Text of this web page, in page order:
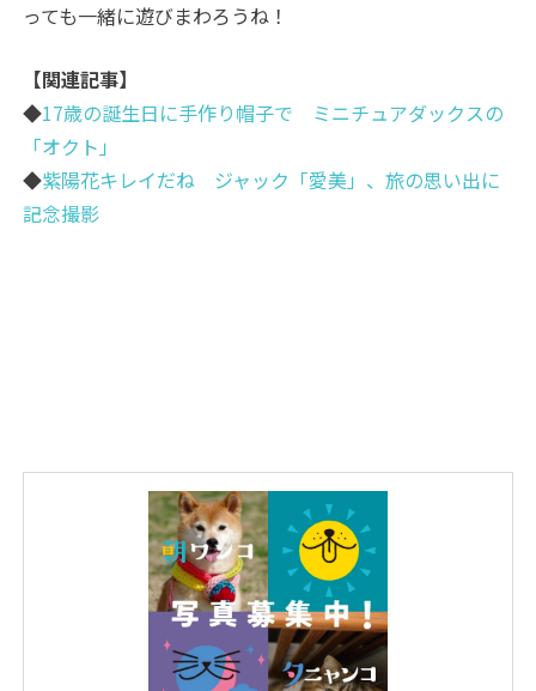
っても一緒に遊びまわろうね！
【関連記事】
◆17歳の誕生日に手作り帽子で ミニチュアダックスの
「オクト」
◆紫陽花キレイだね ジャック「愛美」、旅の思い出に
記念撮影